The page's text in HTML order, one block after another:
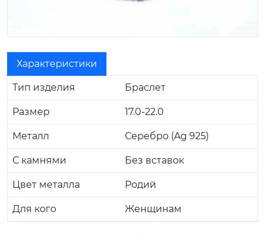
Характеристики
Тип изделия Браслет
Размер 17.0-22.0
Металл Серебро (Ag 925)
С камнями Без вставок
Цвет металла Родий
Для кого Женщинам